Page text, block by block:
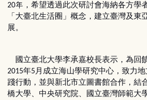
20年，希望透過此次研討會海納各方學
「大臺北生活圈」概念，建立臺灣及東
展。
國立臺北大學李承嘉校長表示，為回
2015年5月成立海山學研究中心，致力
踐行動，並與新北市立圖書館合作，結
橋大學、中央研究院、國立臺灣師範大